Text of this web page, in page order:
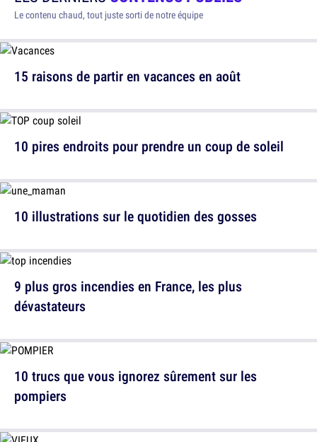
Le contenu chaud, tout juste sorti de notre équipe
15 raisons de partir en vacances en août
10 illustrations sur le quotidien des gosses
10 trucs que vous ignorez sûrement sur les
pompiers
10 pires endroits pour prendre un coup de soleil
9 plus gros incendies en France, les plus
dévastateurs